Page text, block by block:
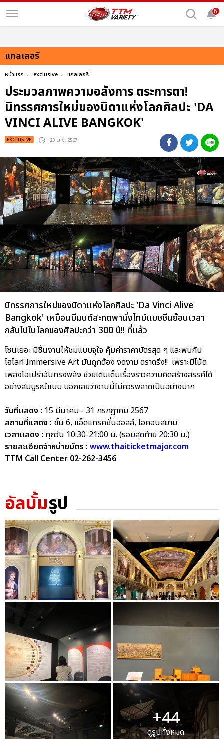
N
แกลเลอรี
หน้าแรก exclusive แกลเลอรี
ประมวลภาพความอลังการ ตระการตา!
นิทรรศการใหม่ของบิดาแห่งโลกศิลปะ 'DA
VINCI ALIVE BANGKOK'
EXCLUSIVE : 23 เม.ย. 2567
นิทรรศการใหม่ของบิดาแห่งโลกศิลปะ 'Da Vinci Alive
Bangkok' เหมือนมีมนต์สะกดพานั่งไทม์แมชชีนย้อนเวลา
กลับไปในโลกของศิลปะกว่า 300 ปี!! ที่แล้ว
โซนเยอะ มีชิ้นงานให้ชมแบบจุใจ คุ้มค่าราคาบัตรสุด ๆ และพบกับ
ไฮไลท์ Immersive Art มันถูกต้อง งดงาม ตราตรึง!! เพราะมีโน้ต
เพลงโอเปร่าอันทรงพลัง ช่วยเติมเต็มเรื่องราวความคิดสร้างสรรค์ได้
อย่างสมบูรณ์แบบ บอกเลยว่างานนี้ไม่ควรพลาดเป็นอย่างมาก
วันที่แสดง : 15 มีนาคม - 31 กรกฎาคม 2567
สถานที่แสดง : ชั้น 6, แอ็ดแทรคชั่นฮอลล์, ไอคอนสยาม
เวลาแสดง : ทุกวัน 10:30-21:00 น. (รอบสุดท้าย 20:30 น.)
รายละเอียดจำหน่ายบัตร : www.thaiticketmajor.com
TTM Call Center 02-262-3456
อัลบั้มรูป
+44
ดูรูปทั้งหมด